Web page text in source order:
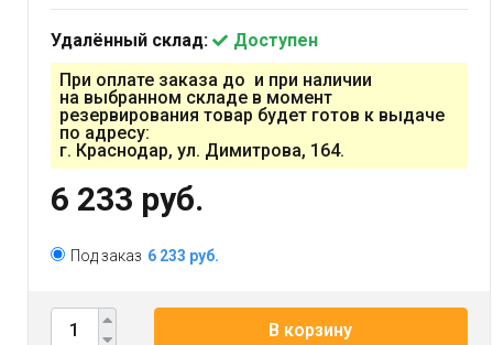
Удалённый склад:
Доступен
При оплате заказа до и при наличии
на выбранном складе в момент
резервирования товар будет готов к выдаче
по адресу:
г. Краснодар, ул. Димитрова, 164.
6 233 руб.
Под заказ 6 233 руб.
В корзину